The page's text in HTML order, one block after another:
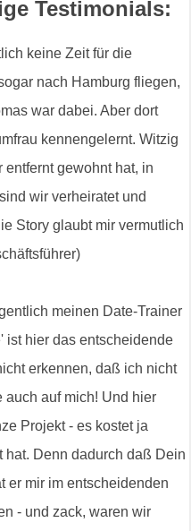
Testimonials:
keine Zeit für die
nach Hamburg fliegen,
war dabei. Aber dort
kennengelernt. Witzig
gewohnt hat, in
wir verheiratet und
Story glaubt mir vermutlich
meinen Date-Trainer
ist hier das entscheidende
erkennen, daß ich nicht
auch auf mich! Und hier
Projekt - es kostet ja
Denn dadurch daß Dein
er mir im entscheidenden
- und zack, waren wir